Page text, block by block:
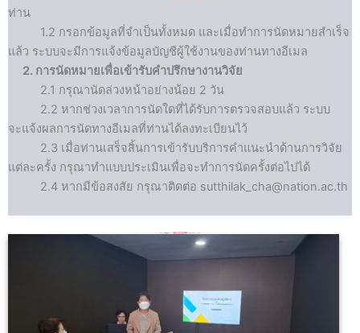
ท่าน
1.2 กรอกข้อมูลที่จำเป็นทั้งหมด และเมื่อทำการนัดหมายสำเร็จ
แล้ว ระบบจะมีการแจ้งข้อมูลบัญชีผู้ใช้งานของท่านทางอีเมล
2. การนัดหมายเพื่อเข้ารับคำปรึกษางานวิจัย
2.1 กรุณานัดล่วงหน้าอย่างน้อย 2 วัน
2.2 หากช่วงเวลาการนัดใดที่ได้รับการตรวจสอบแล้ว ระบบ
จะแจ้งผลการนัดทางอีเมลที่ท่านได้ลงทะเบียนไว้
2.3 เมื่อท่านเสร็จสิ้นการเข้ารับบริการคำแนะนำด้านการวิจัย
แต่ละครั้ง กรุณาทำแบบประเมินเพื่อจะทำการนัดครั้งต่อไปได้
2.4 หากมีข้อสงสัย กรุณาติดต่อ sutthilak_cha@nation.ac.th